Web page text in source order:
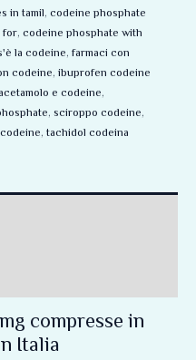
in tamil, codeine phosphate
for, codeine phosphate with
la codeine, farmaci con
codeine, ibuprofen codeine
e codeine,
, sciroppo codeine,
, tachidol codeina
compresse in
Italia